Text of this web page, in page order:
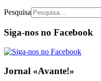
Pesquisa
Siga-nos no Facebook
Jornal «Avante!»